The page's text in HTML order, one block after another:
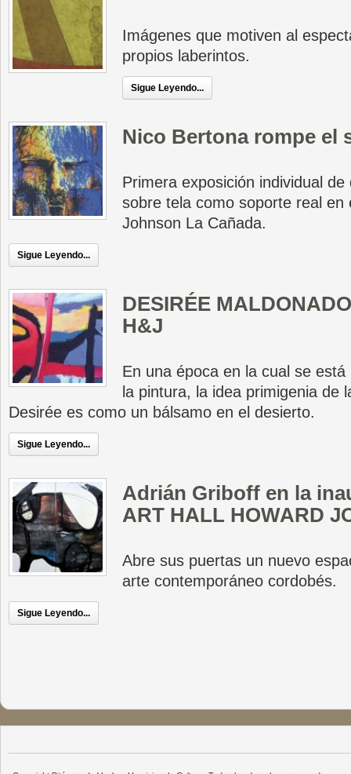
Imágenes que motiven al
propios laberintos.
Sigue Leyendo...
Nico Bertona rompe el
Primera exposición individual
sobre tela como soporte real en
Johnson La Cañada.
Sigue Leyendo...
DESIRÉE
H&J
En una época en la cual se
la pintura, la idea primigenia de
Desirée es como un bálsamo en el desierto.
Sigue Leyendo...
Adrián Griboff en la
ART HALL HOWARD
Abre sus puertas un nuevo
arte contemporáneo cordobés.
Sigue Leyendo...